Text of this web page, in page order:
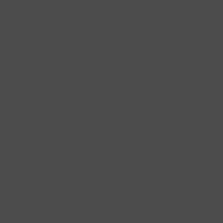
można łączyć z kieszeniami i uchwytami — dzięki